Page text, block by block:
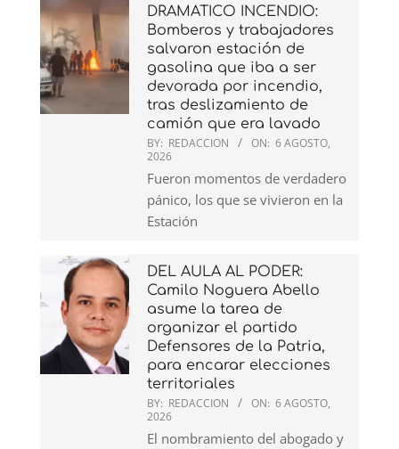
DRAMATICO INCENDIO:
Bomberos y trabajadores
salvaron estación de
gasolina que iba a ser
devorada por incendio,
tras deslizamiento de
camión que era lavado
BY: REDACCION ON: 6 AGOSTO,
2026
Fueron momentos de verdadero
pánico, los que se vivieron en la
Estación
DEL AULA AL PODER:
Camilo Noguera Abello
asume la tarea de
organizar el partido
Defensores de la Patria,
para encarar elecciones
territoriales
BY: REDACCION ON: 6 AGOSTO,
2026
El nombramiento del abogado y